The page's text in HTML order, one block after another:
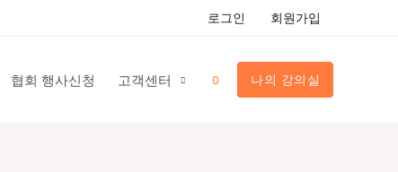
로그인 회원가입
협회 행사신청 고객센터 0 나의 강의실